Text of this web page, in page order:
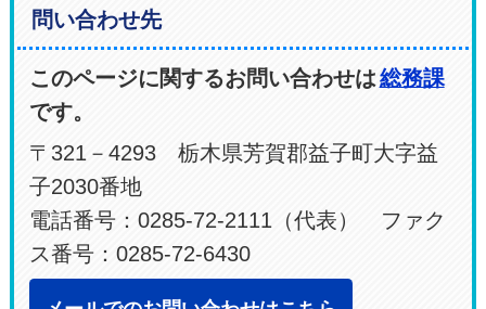
問い合わせ先
このページに関するお問い合わせは総務課
です。
〒321－4293 栃木県芳賀郡益子町大字益
子2030番地
電話番号：0285-72-2111（代表） ファク
ス番号：0285-72-6430